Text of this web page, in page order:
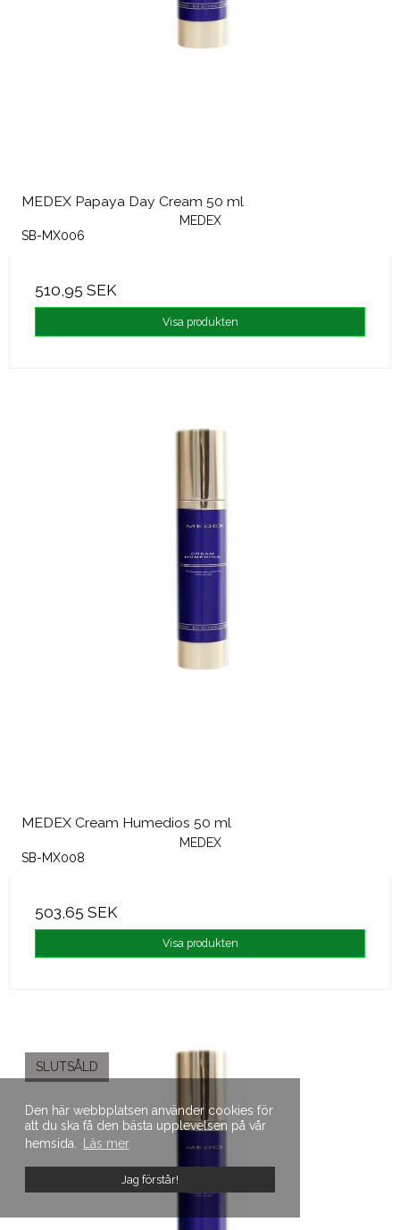
Den här webbplatsen använder cookies för
att du ska få den bästa upplevelsen på vår
hemsida.
Läs mer
Jag förstår!
MEDEX Papaya Day Cream 50 ml
MEDEX
SB-MX006
510,95 SEK
Visa produkten
MEDEX Cream Humedios 50 ml
MEDEX
SB-MX008
503,65 SEK
Visa produkten
SLUTSÅLD